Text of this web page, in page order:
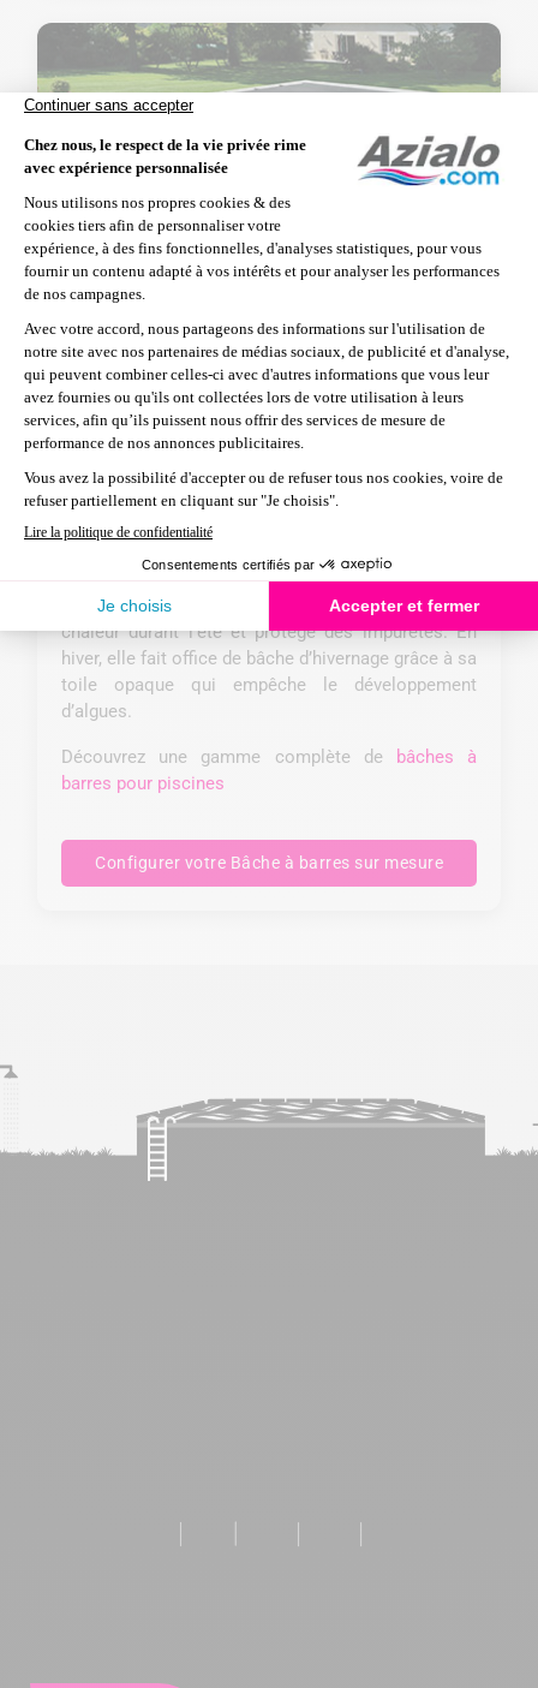
Bâche à barres sur mesure
La bâche à barres fait partie des dispositifs de
sécurité, conforme à la loi. Cette bâche remplace, à
la fois, la bâche d’été et la bâche d’hivernage et
peut donc s’utiliser toute l’année. La bâche à barres
est une bâche en PVC très résistante, traitée anti-
UV et anti fongique, qui se déroule simplement sur
la piscine en étant renforcée par des barres rigides
posées sur le bord de la piscine. L'avantage est
qu’elle s’enroule et se déroule très rapidement. En
plus de sécuriser votre bassin, la bâche à barres
limite l’évaporation de l’eau, les déperditions de
chaleur durant l’été et protège des impuretés. En
hiver, elle fait office de bâche d’hivernage grâce à sa
toile opaque qui empêche le développement
d’algues.
Découvrez une gamme complète de
bâches à
barres pour piscines
Configurer votre Bâche à barres sur mesure